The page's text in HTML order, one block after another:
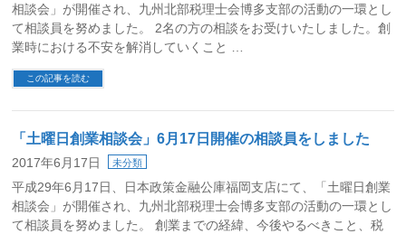
相談会」が開催され、九州北部税理士会博多支部の活動の一環とし
て相談員を努めました。 2名の方の相談をお受けいたしました。創
業時における不安を解消していくこと …
この記事を読む
「土曜日創業相談会」6月17日開催の相談員をしました
2017年6月17日 未分類
平成29年6月17日、日本政策金融公庫福岡支店にて、「土曜日創業
相談会」が開催され、九州北部税理士会博多支部の活動の一環とし
て相談員を努めました。 創業までの経緯、今後やるべきこと、税